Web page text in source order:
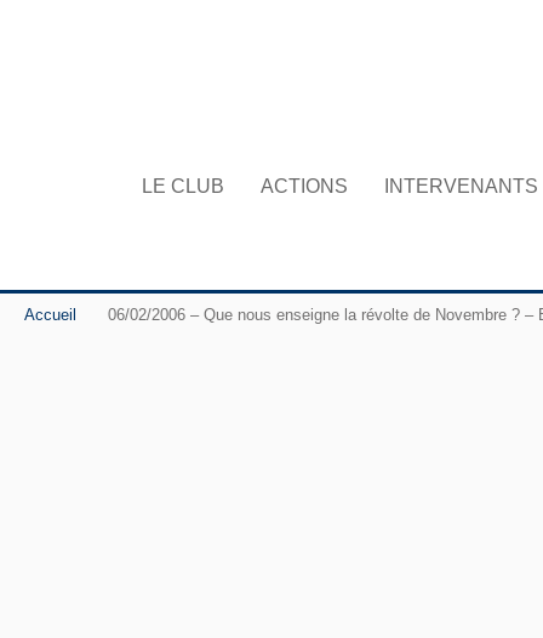
LE CLUB ACTIONS INTERVENANTS
Accueil 06/02/2006 – Que nous enseigne la révolte de Novembre ?